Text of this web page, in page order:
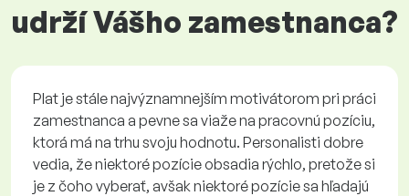
udrží Vášho zamestnanca?
Plat je stále najvýznamnejším motivátorom pri práci
zamestnanca a pevne sa viaže na pracovnú pozíciu,
ktorá má na trhu svoju hodnotu. Personalisti dobre
vedia, že niektoré pozície obsadia rýchlo, pretože si
je z čoho vyberať, avšak niektoré pozície sa hľadajú